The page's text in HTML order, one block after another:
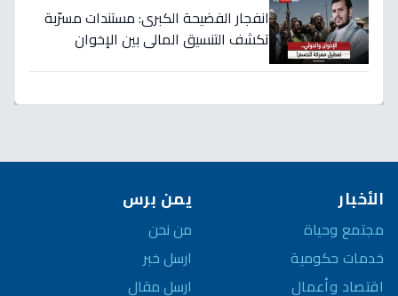
انفجار الفضيحة الكبرى: مستندات مسرّبة
تكشف التنسيق المالي بين الإخوان
الأخبار
مجتمع وحياة
خدمات حكومية
اقتصاد وأعمال
يمن برس
من نحن
ارسل خبر
ارسل مقال